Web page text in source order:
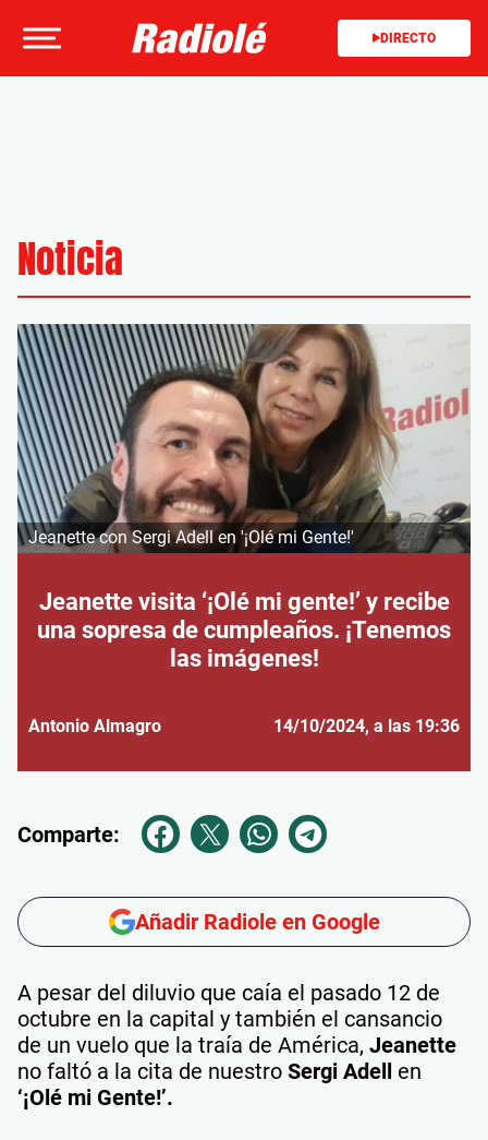
DIRECTO
Noticia
Jeanette con Sergi Adell en '¡Olé mi Gente!'
Jeanette visita ‘¡Olé mi gente!’ y recibe
una sopresa de cumpleaños. ¡Tenemos
las imágenes!
Antonio Almagro 14/10/2024, a las 19:36
Comparte:
Añadir Radiole en Google
A pesar del diluvio que caía el pasado 12 de
octubre en la capital y también el cansancio
de un vuelo que la traía de América, Jeanette
no faltó a la cita de nuestro Sergi Adell en
‘¡Olé mi Gente!’.